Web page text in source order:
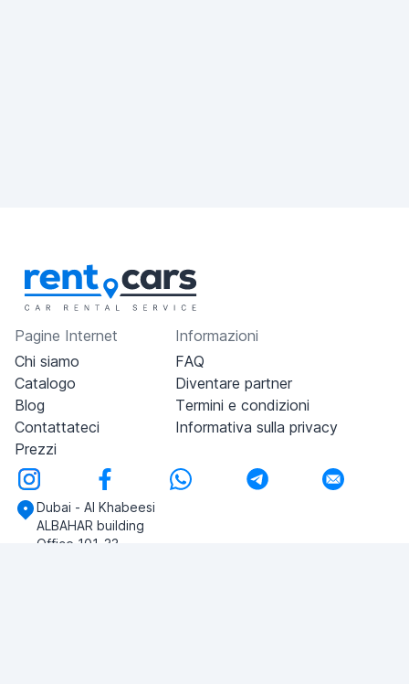
Pagine Internet
Chi siamo
Catalogo
Blog
Contattateci
Prezzi
Informazioni
FAQ
Diventare partner
Termini e condizioni
Informativa sulla privacy
Dubai - Al Khabeesi
ALBAHAR building
Office 101-33